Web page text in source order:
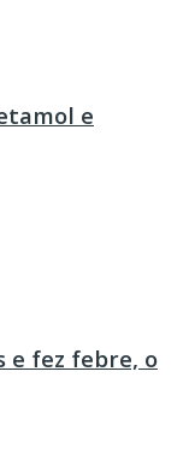
e
e fez febre, o